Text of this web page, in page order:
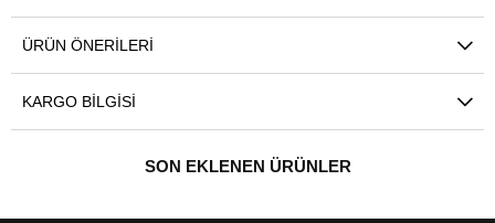
ÜRÜN ÖNERILERI
KARGO BILGISI
SON EKLENEN ÜRÜNLER